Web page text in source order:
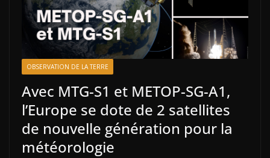
OBSERVATION DE LA TERRE
Avec MTG-S1 et METOP-SG-A1,
l’Europe se dote de 2 satellites
de nouvelle génération pour la
météorologie